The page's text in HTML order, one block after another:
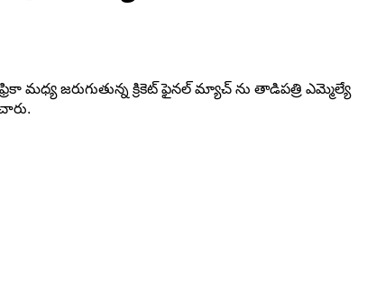
మధ్య జరుగుతున్న క్రికెట్ ఫైనల్ మ్యాచ్ ను తాడిపత్రి ఎమ్మెల్యే